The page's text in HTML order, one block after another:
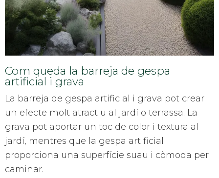
Com queda la barreja de gespa
artificial i grava
La barreja de gespa artificial i grava pot crear
un efecte molt atractiu al jardí o terrassa. La
grava pot aportar un toc de color i textura al
jardí, mentres que la gespa artificial
proporciona una superfície suau i còmoda per
caminar.